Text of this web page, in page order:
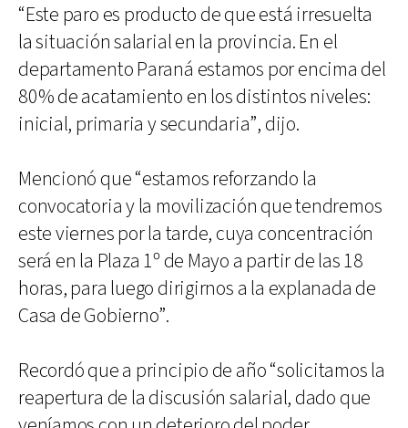
“Este paro es producto de que está irresuelta
la situación salarial en la provincia. En el
departamento Paraná estamos por encima del
80% de acatamiento en los distintos niveles:
inicial, primaria y secundaria”, dijo.
Mencionó que “estamos reforzando la
convocatoria y la movilización que tendremos
este viernes por la tarde, cuya concentración
será en la Plaza 1º de Mayo a partir de las 18
horas, para luego dirigirnos a la explanada de
Casa de Gobierno”.
Recordó que a principio de año “solicitamos la
reapertura de la discusión salarial, dado que